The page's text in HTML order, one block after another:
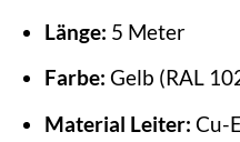
Länge: 5 Meter
Farbe: Gelb (RAL
Material Leiter: Cu-